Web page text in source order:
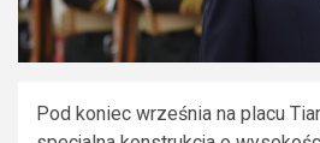
Pod koniec września na placu